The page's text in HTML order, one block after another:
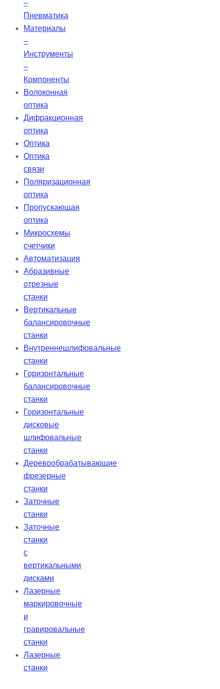
–
Пневматика
Материалы
–
Инструменты
–
Компоненты
Волоконная
оптика
Дифракционная
оптика
Оптика
Оптика
связи
Поляризационная
оптика
Пропускающая
оптика
Микросхемы
счетчики
Автоматизация
Абразивные
отрезные
станки
Вертикальные
балансировочные
станки
Внутреннешлифовальные
станки
Горизонтальные
балансировочные
станки
Горизонтальные
дисковые
шлифовальные
станки
Деревообрабатывающие
фрезерные
станки
Заточные
станки
Заточные
станки
с
вертикальными
дисками
Лазерные
маркировочные
и
гравировальные
станки
Лазерные
станки